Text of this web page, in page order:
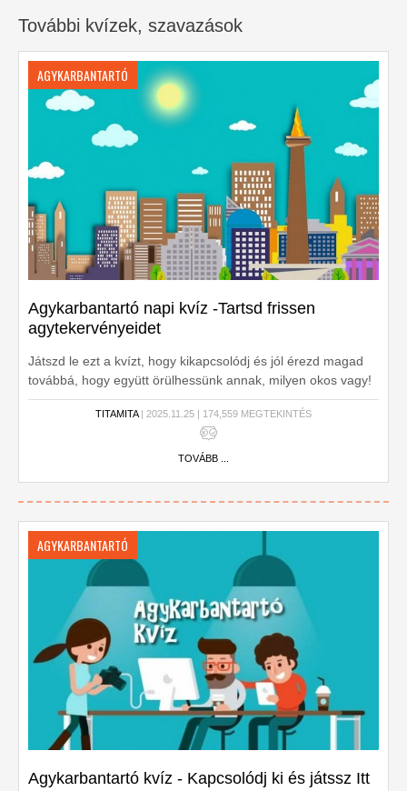
További kvízek, szavazások
AGYKARBANTARTÓ
Agykarbantartó napi kvíz -Tartsd frissen
agytekervényeidet
Játszd le ezt a kvízt, hogy kikapcsolódj és jól érezd magad
továbbá, hogy együtt örülhessünk annak, milyen okos vagy!
TITAMITA| 2025.11.25 | 174,559 MEGTEKINTÉS
TOVÁBB ...
AGYKARBANTARTÓ
Agykarbantartó kvíz - Kapcsolódj ki és játssz Itt